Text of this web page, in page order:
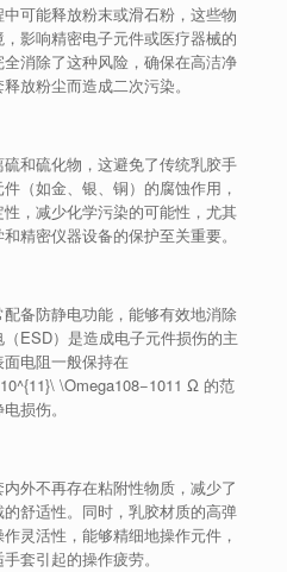
可能释放粉末或滑石粉，这些物
影响精密电子元件或医疗器械的
消除了这种风险，确保在高洁净
放粉尘而造成二次污染。
和硫化物，这避免了传统乳胶手
（如金、银、铜）的腐蚀作用，
，减少化学污染的可能性，尤其
精密仪器设备的保护至关重要。
备防静电功能，能够有效地消除
ESD）是造成电子元件损伤的主
电阻一般保持在
\Omega108−1011 Ω的范
损伤。
外不再存在粘附性物质，减少了
舒适性。同时，乳胶材质的高弹
灵活性，能够精细地操作元件，
套引起的操作疲劳。